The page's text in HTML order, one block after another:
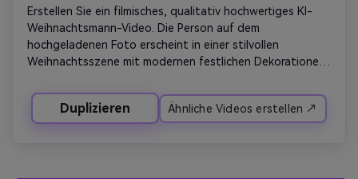
Erstellen Sie ein filmisches, qualitativ hochwertiges KI-
Weihnachtsmann-Video. Die Person auf dem
hochgeladenen Foto erscheint in einer stilvollen
Weihnachtsszene mit modernen festlichen Dekorationen.
aufregende Weihnachtsbotschaft in einem hochwertigen,
eleganten Ton. Saubere Komposition, professionelle
Duplizieren Ähnliche Videos erstellen ↗